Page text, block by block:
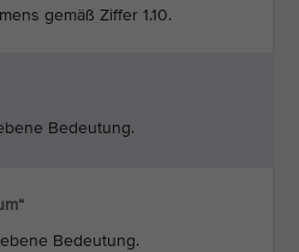
gemäß Ziffer 1.10.
Bedeutung.
Bedeutung.